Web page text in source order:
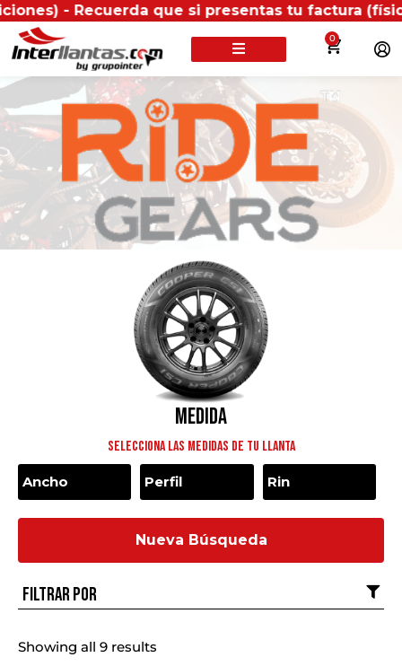
Recuerda que si presentas tu factura (física o
0
BUSCA TU LLANTA POR:
Medida
Selecciona las medidas de tu llanta
Nueva Búsqueda
Filtrar por
Showing all 9 results